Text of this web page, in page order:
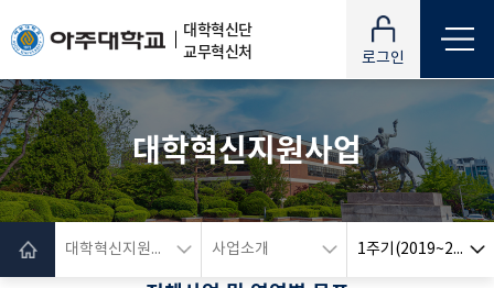
대학혁신단
교무혁신처
로그인
대학혁신지원사업
대학혁신지원사업 사업소개 1주기(2019~2021)